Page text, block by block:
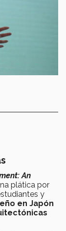
An
plática por
y
en Japón